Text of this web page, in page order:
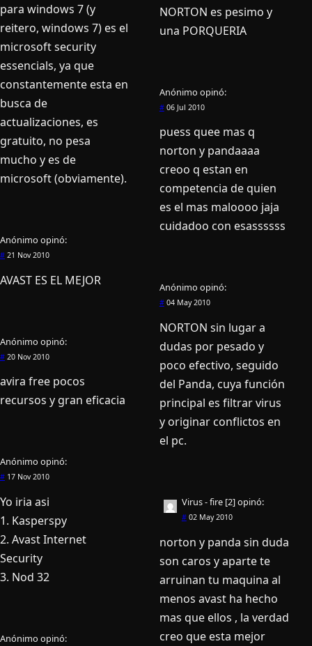
para windows 7 (y
reitero, windows 7) es el
microsoft security
essencials, ya que
constantemente esta en
busca de
actualizaciones, es
gratuito, no pesa
mucho y es de
microsoft (obviamente).
Anónimo opinó:
# 21 Nov 2010
AVAST ES EL MEJOR
Anónimo opinó:
# 20 Nov 2010
avira free pocos
recursos y gran eficacia
Anónimo opinó:
# 17 Nov 2010
Yo iria asi
1. Kasperspy
2. Avast Internet
Security
3. Nod 32
Anónimo opinó:
NORTON es pesimo y
una PORQUERIA
Anónimo opinó:
#06 Jul 2010
puess quee mas q
norton y pandaaaa
creoo q estan en
competencia de quien
es el mas maloooo jaja
cuidadoo con esassssss
Anónimo opinó:
#04 May 2010
NORTON sin lugar a
dudas por pesado y
poco efectivo, seguido
del Panda, cuya función
principal es filtrar virus
y originar conflictos en
el pc.
Virus - fire [2]opinó:
#02 May 2010
norton y panda sin duda
son caros y aparte te
arruinan tu maquina al
menos avast ha hecho
mas que ellos , la verdad
creo que esta mejor